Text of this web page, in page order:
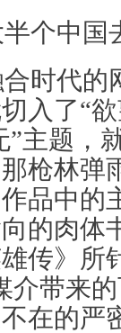
个中国
时代的
入了“
”主题，
枪林弹
品中的
的肉体
传》所
介带来
在的严